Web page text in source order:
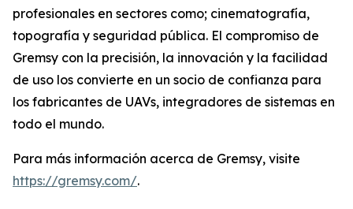
profesionales en sectores como; cinematografía,
topografía y seguridad pública. El compromiso de
Gremsy con la precisión, la innovación y la facilidad
de uso los convierte en un socio de confianza para
los fabricantes de UAVs, integradores de sistemas en
todo el mundo.
Para más información acerca de Gremsy, visite
https://gremsy.com/.